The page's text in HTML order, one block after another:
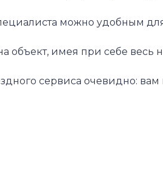
можно удобным
объект, имея при себе
сервиса очевидно: